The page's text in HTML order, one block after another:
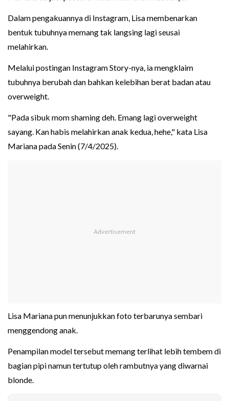
Dalam pengakuannya di Instagram, Lisa membenarkan
bentuk tubuhnya memang tak langsing lagi seusai
melahirkan.
Melalui postingan Instagram Story-nya, ia mengklaim
tubuhnya berubah dan bahkan kelebihan berat badan atau
overweight.
"Pada sibuk mom shaming deh. Emang lagi overweight
sayang. Kan habis melahirkan anak kedua, hehe," kata Lisa
Mariana pada Senin (7/4/2025).
Lisa Mariana pun menunjukkan foto terbarunya sembari
menggendong anak.
Penampilan model tersebut memang terlihat lebih tembem di
bagian pipi namun tertutup oleh rambutnya yang diwarnai
blonde.